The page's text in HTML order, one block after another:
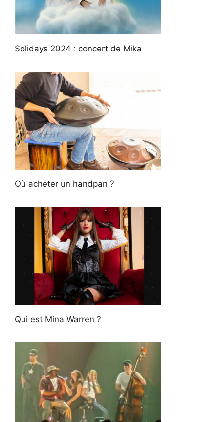
Solidays 2024 : concert de Mika
Où acheter un handpan ?
Qui est Mina Warren ?